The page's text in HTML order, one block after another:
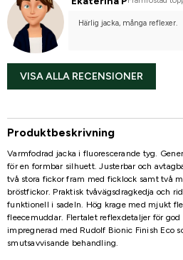
Härlig jacka, många reflexer.
VISA ALLA RECENSIONER
Produktbeskrivning
Varmfodrad jacka i fluorescerande tyg.
för en formbar silhuett. Justerbar och
två stora fickor fram med ficklock samt två
bröstfickor. Praktisk tvåvägsdragkedja och
funktionell i sadeln. Hög krage med mjukt
fleecemuddar. Flertalet reflexdetaljer för
impregnerad med Rudolf Bionic Finish Eco
smutsavvisande behandling.